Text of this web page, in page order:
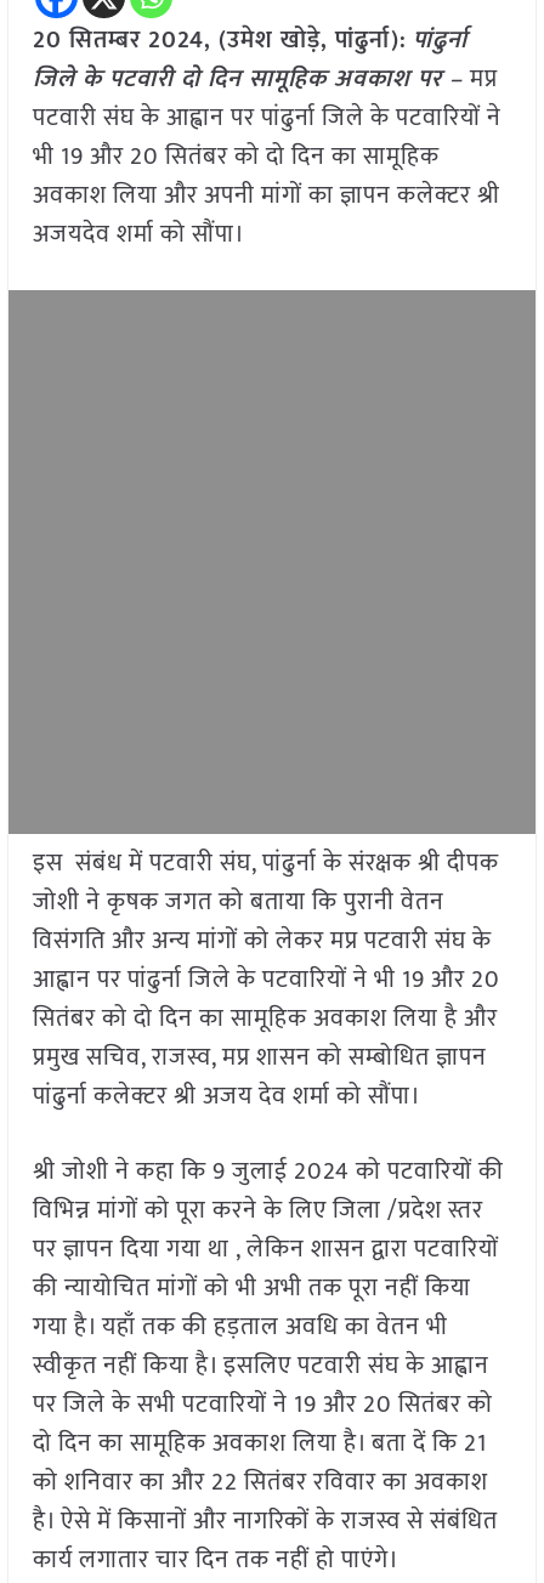
20 सितम्बर 2024, (उमेश खोड़े, पांढुर्ना): पांढुर्ना
जिले के पटवारी दो दिन सामूहिक अवकाश पर –मप्र
पटवारी संघ के आह्वान पर पांढुर्ना जिले के पटवारियों ने
भी 19 और 20 सितंबर को दो दिन का सामूहिक
अवकाश लिया और अपनी मांगों का ज्ञापन कलेक्टर श्री
अजयदेव शर्मा को सौंपा।
इस संबंध में पटवारी संघ, पांढुर्ना के संरक्षक श्री दीपक
जोशी ने कृषक जगत को बताया कि पुरानी वेतन
विसंगति और अन्य मांगों को लेकर मप्र पटवारी संघ के
आह्वान पर पांढुर्ना जिले के पटवारियों ने भी 19 और 20
सितंबर को दो दिन का सामूहिक अवकाश लिया है और
प्रमुख सचिव, राजस्व, मप्र शासन को सम्बोधित ज्ञापन
पांढुर्ना कलेक्टर श्री अजय देव शर्मा को सौंपा।
श्री जोशी ने कहा कि 9 जुलाई 2024 को पटवारियों की
विभिन्न मांगों को पूरा करने के लिए जिला /प्रदेश स्तर
पर ज्ञापन दिया गया था , लेकिन शासन द्वारा पटवारियों
की न्यायोचित मांगों को भी अभी तक पूरा नहीं किया
गया है। यहाँ तक की हड़ताल अवधि का वेतन भी
स्वीकृत नहीं किया है। इसलिए पटवारी संघ के आह्वान
पर जिले के सभी पटवारियों ने 19 और 20 सितंबर को
दो दिन का सामूहिक अवकाश लिया है। बता दें कि 21
को शनिवार का और 22 सितंबर रविवार का अवकाश
है। ऐसे में किसानों और नागरिकों के राजस्व से संबंधित
कार्य लगातार चार दिन तक नहीं हो पाएंगे।